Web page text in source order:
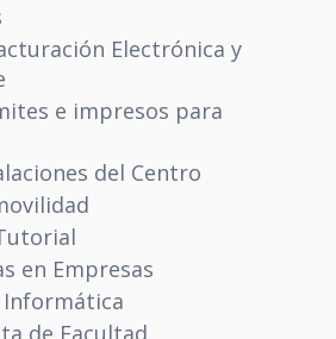
Electrónica y
e impresos para
del Centro
en Empresas
Informática
de Facultad